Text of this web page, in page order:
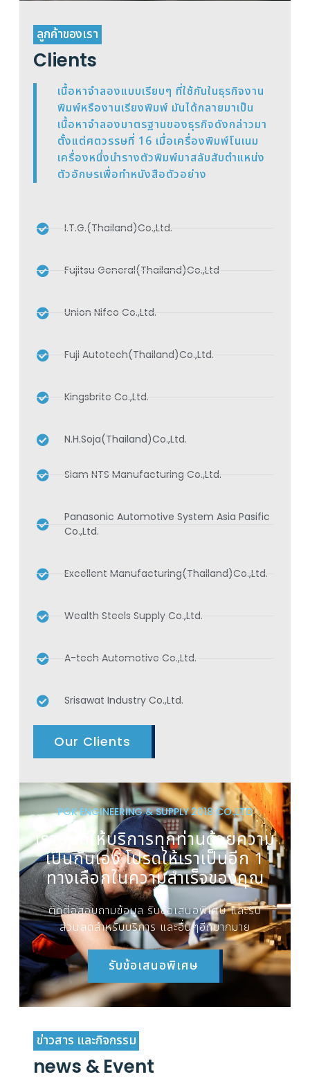
ลูกค้าของเรา
Clients
เนื้อหาจำลองแบบเรียบๆ ที่ใช้กันในธุรกิจงาน
พิมพ์หรืองานเรียงพิมพ์ มันได้กลายมาเป็น
เนื้อหาจำลองมาตรฐานของธุรกิจดังกล่าวมา
ตั้งแต่ศตวรรษที่ 16 เมื่อเครื่องพิมพ์โนเนม
เครื่องหนึ่งนำรางตัวพิมพ์มาสลับสับตำแหน่ง
ตัวอักษรเพื่อทำหนังสือตัวอย่าง
I.T.G.(Thailand)Co.,Ltd.
Fujitsu General(Thailand)Co.,Ltd
Union Nifco Co.,Ltd.
Fuji Autotech(Thailand)Co.,Ltd.
Kingsbrite Co.,Ltd.
N.H.Soja(Thailand)Co.,Ltd.
Siam NTS Manufacturing Co.,Ltd.
Panasonic Automotive System Asia Pasific
Co.,Ltd.
Excellent Manufacturing(Thailand)Co.,Ltd.
Wealth Steels Supply Co.,Ltd.
A-tech Automotive Co.,Ltd.
Srisawat Industry Co.,Ltd.
Our Clients
PGK ENGINEERING & SUPPLY 2018 CO.,LTD
เรายินดีให้บริการทุกท่านด้วยความ
เป็นกันเอง โปรดให้เราเป็นอีก 1
ทางเลือกในความสำเร็จของคุณ
ติดต่อสอบถามข้อมูล รับข้อเสนอพิเศษ และรับ
ส่วนลดสำหรับบริการ และอื่นๆอีกมากมาย
รับข้อเสนอพิเศษ
ข่าวสาร และกิจกรรม
news & Event